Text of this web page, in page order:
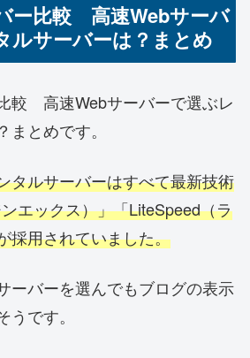
ー比較 高速Webサーバ
ルサーバーは？まとめ
較 高速Webサーバーで選ぶレ
とめです。
タルサーバーはすべて最新技術
エックス）」「LiteSpeed（ラ
採用されていました。
ーバーを選んでもブログの表示
です。